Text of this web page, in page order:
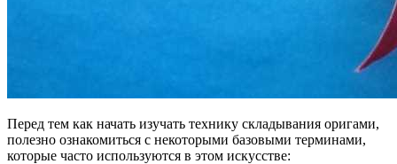
Перед тем как начать изучать технику складывания оригами,
полезно ознакомиться с некоторыми базовыми терминами,
которые часто используются в этом искусстве: